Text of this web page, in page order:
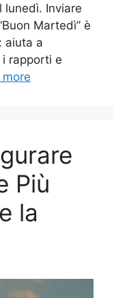
lunedì. Inviare
Martedì” è
aiuta a
rapporti e
more
Più
la